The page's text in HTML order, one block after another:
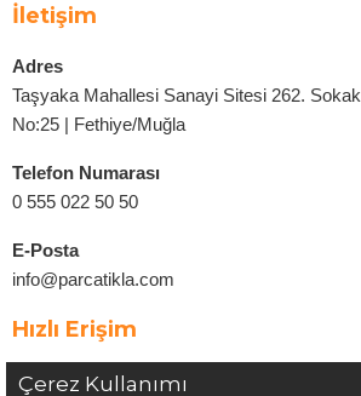
İletişim
Adres
Taşyaka Mahallesi Sanayi Sitesi 262. Sokak
No:25 | Fethiye/Muğla
Telefon Numarası
0 555 022 50 50
E-Posta
info@parcatikla.com
Hızlı Erişim
Çerez Kullanımı